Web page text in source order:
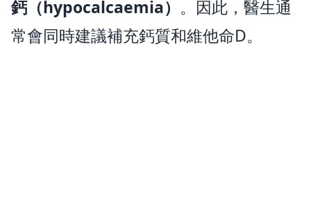
鈣（hypocalcaemia） 。因此，醫生通
常會同時建議補充鈣質和維他命D。